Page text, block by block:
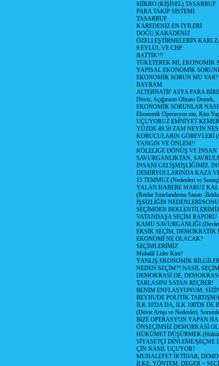
MİKRO (KİŞİSEL) TASARRUF
PARA TAKİP SİSTEMİ
TASARRUF
KAREDENİZ EN İYİLERİ
DOĞU KARADENİZ
ÖZELLEŞTİRMELERİN KARI
9 EYLÜL VE CHP
BATTIK!!!
TÜKETEREK Mİ, EKONOMİK
YAPISAL EKONOMİK
EKONOMİK SORUN MU VAR?
BAYRAM
ALTERNATİF ASYA PARA
Döviz, Açığınızın Olması Demek,
EKONOMİK SORUNLAR
Ekonomik Operasyon mu, Kim
UÇUYORUZ EMNİYET
YÜZDE 49.50 ZAM NEYİN
KORUCULARIN GÖREVLERİ
YANGIN VE ÖNLEM!!
KÖLELİGE DÖNÜŞ VE İNSAN
SAVURGANLIKTAN,
İNSANİ GELİŞMİŞLİĞİMİZ,
DEMİRYOLLARINDA KAZA
15 TEMMUZ (Nedenleri ve
YALAN HABERE MARUZ
(İktidar Sınırlandırma Sanatı -
İŞSİZLİĞİN NEDENLERİ/
SEÇİMDEN
VATANDAŞA SEÇİM RAPORU
KAMU SAVURGANLIĞI (Devlet
EKSİK SEÇİM, DEMOKRATİK
EKONOMİ NE OLACAK?
SEÇİMLERİMİZ
Muhalif Lider Kim?
YANLIŞ EKONOMİK
NEDEN SEÇİM?? NASIL
DEMOKRASİ DE,
TARLASINI SATAN REÇBER!
BENİM ENFLASYONUM,
BEYHUDE POLİTİK
İLK 10'DA DA, İLK 100'DE DE
(Döviz Artışı ve Nedenleri,
BİZE OPERASYON YAPAN
ÖNSEÇİMSİZ DEMORKASİ
HÜKÜMET DÜŞÜRMEK
SİYASETÇİ DİNLEME/ŞEÇME
ÇİN NASIL UÇUYOR?
MUHALEFET İKTİDAR,
İLKE, YÖNTEM, DEGER =